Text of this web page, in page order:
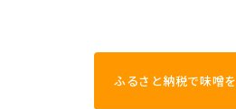
ふるさと納税で味噌